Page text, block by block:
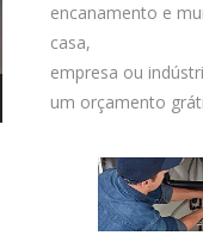
encanamento e
casa,
empresa ou
um orçamento